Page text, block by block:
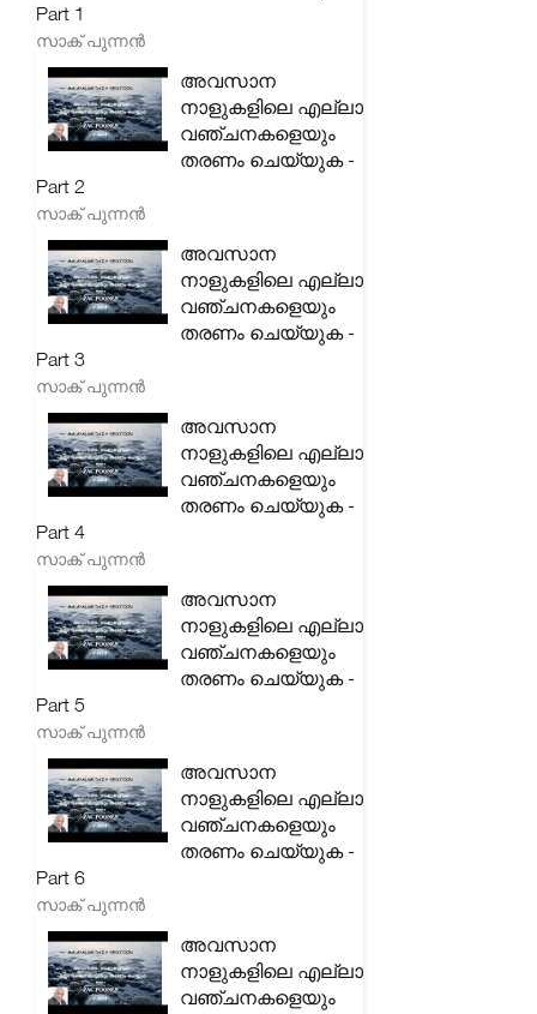
Part 1
സാക് പുന്നൻ
അവസാന
നാളുകളിലെ എല്ലാ
വഞ്ചനകളെയും
തരണം ചെയ്യുക -
Part 2
സാക് പുന്നൻ
അവസാന
നാളുകളിലെ എല്ലാ
വഞ്ചനകളെയും
തരണം ചെയ്യുക -
Part 3
സാക് പുന്നൻ
അവസാന
നാളുകളിലെ എല്ലാ
വഞ്ചനകളെയും
തരണം ചെയ്യുക -
Part 4
സാക് പുന്നൻ
അവസാന
നാളുകളിലെ എല്ലാ
വഞ്ചനകളെയും
തരണം ചെയ്യുക -
Part 5
സാക് പുന്നൻ
അവസാന
നാളുകളിലെ എല്ലാ
വഞ്ചനകളെയും
തരണം ചെയ്യുക -
Part 6
സാക് പുന്നൻ
അവസാന
നാളുകളിലെ എല്ലാ
വഞ്ചനകളെയും